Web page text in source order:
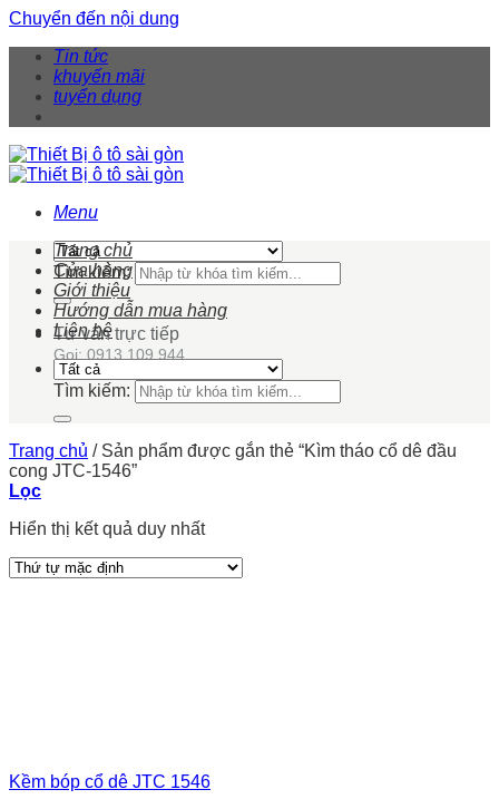
Chuyển đến nội dung
Tin tức
khuyến mãi
tuyển dụng
Menu
Tìm kiếm:
Tư vấn trực tiếp
Gọi: 0913 109 944
Trang chủ
Cửa hàng
Giới thiệu
Hướng dẫn mua hàng
Liên hệ
Tìm kiếm:
Trang chủ /Sản phẩm được gắn thẻ “Kìm tháo cổ dê đầu
cong JTC-1546”
Lọc
Hiển thị kết quả duy nhất
Kềm bóp cổ dê JTC 1546